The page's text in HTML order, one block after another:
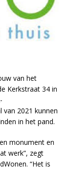
van het
Kerkstraat 34 in
van 2021 kunnen
in het pand.
monument en
werk”, zegt
“Het is